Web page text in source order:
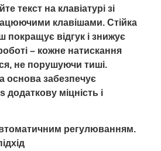
текст на клавіатурі зі
клавішами. Стійка
покращує відгук і знижує
– кожне натискання
не порушуючи тиші.
основа забезпечує
додаткову міцність і
регулюванням.